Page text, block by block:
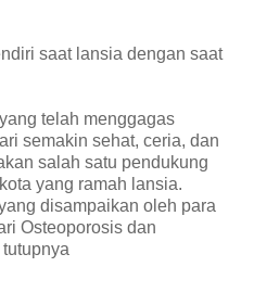
saat lansia dengan saat
telah menggagas
semakin sehat, ceria, dan
salah satu pendukung
yang ramah lansia.
disampaikan oleh para
Osteoporosis dan